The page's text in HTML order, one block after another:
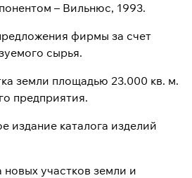
– Вильнюс, 1993.
фирмы за счет
сырья.
земли площадью 23.000 кв. м.
предприятия.
издание каталога изделий
новых участков земли и